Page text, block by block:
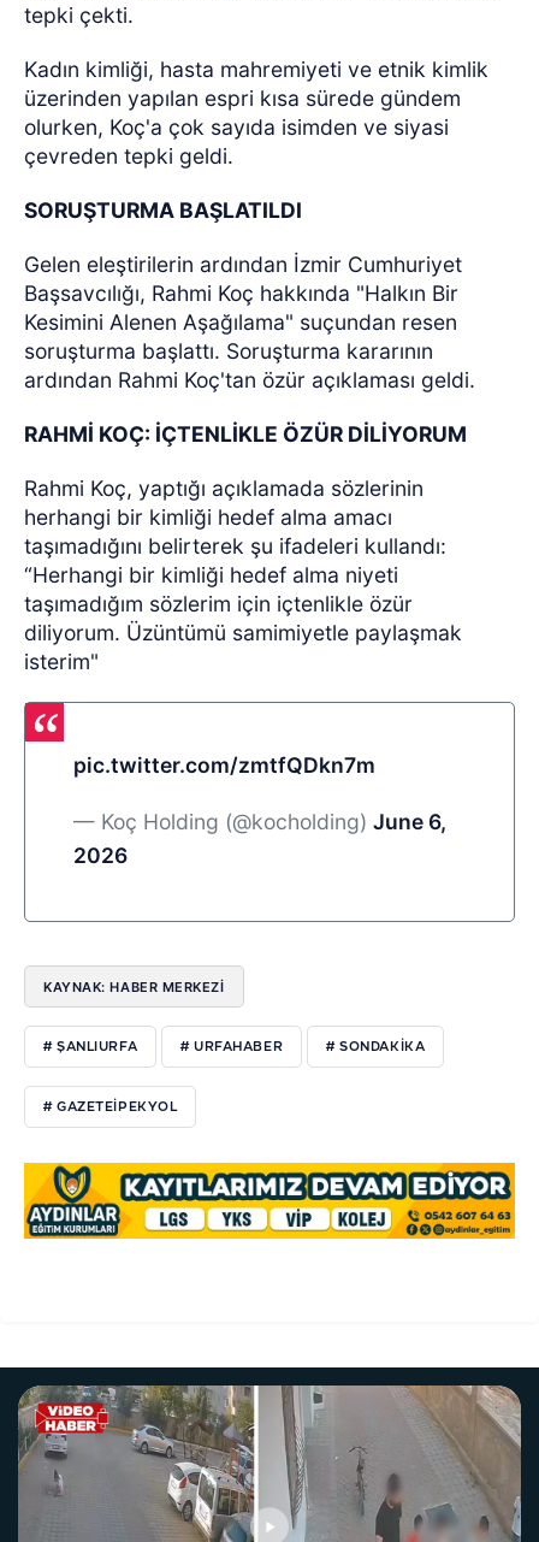
tepki çekti.
Kadın kimliği, hasta mahremiyeti ve etnik kimlik
üzerinden yapılan espri kısa sürede gündem
olurken, Koç'a çok sayıda isimden ve siyasi
çevreden tepki geldi.
SORUŞTURMA BAŞLATILDI
Gelen eleştirilerin ardından İzmir Cumhuriyet
Başsavcılığı, Rahmi Koç hakkında "Halkın Bir
Kesimini Alenen Aşağılama" suçundan resen
soruşturma başlattı. Soruşturma kararının
ardından Rahmi Koç'tan özür açıklaması geldi.
RAHMİ KOÇ: İÇTENLİKLE ÖZÜR DİLİYORUM
Rahmi Koç, yaptığı açıklamada sözlerinin
herhangi bir kimliği hedef alma amacı
taşımadığını belirterek şu ifadeleri kullandı:
“Herhangi bir kimliği hedef alma niyeti
taşımadığım sözlerim için içtenlikle özür
diliyorum. Üzüntümü samimiyetle paylaşmak
isterim"
pic.twitter.com/zmtfQDkn7m
— Koç Holding (@kocholding) June 6,
2026
KAYNAK: HABER MERKEZI
# ŞANLIURFA # URFAHABER # SONDAKİKA
# GAZETEİPEKYOL